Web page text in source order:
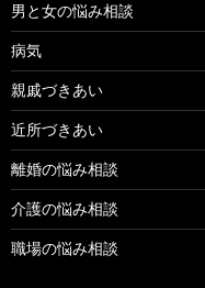
男と女の悩み相談
病気
親戚づきあい
近所づきあい
離婚の悩み相談
介護の悩み相談
職場の悩み相談